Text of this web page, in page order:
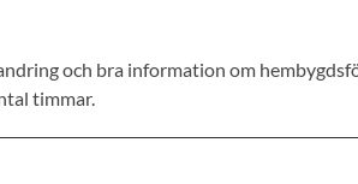
och bra information om
timmar.